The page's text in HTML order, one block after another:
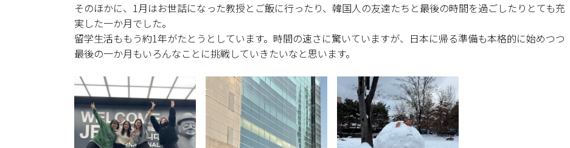
そのほかに、1月はお世話になった教授とご飯に行ったり、韓国人の友達たちと最後の時間を過ごしたりとても充
実した一か月でした。
留学生活ももう約1年がたとうとしています。時間の速さに驚いていますが、日本に帰る準備も本格的に始めつつ
最後の一か月もいろんなことに挑戦していきたいなと思います。